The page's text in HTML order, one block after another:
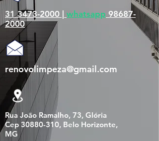
31 3473-2000 | whatsapp 98687-
2000
renovolimpeza@gmail.com
Rua João Ramalho, 73, Glória
Cep 30880-310, Belo Horizonte,
MG